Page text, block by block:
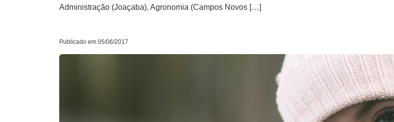
Administração (Joaçaba), Agronomia (Campos Novos […]
Publicado em 05/06/2017